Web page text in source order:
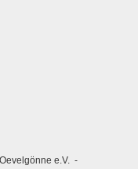
e.V. -